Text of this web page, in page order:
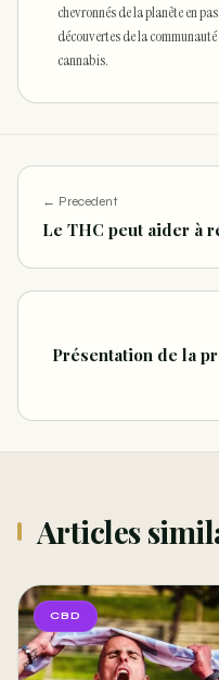
chevronnés de la planète en
découvertes de la
cannabis.
← Precedent
Le THC peut aider à
Présentation de la
Articles
CBD